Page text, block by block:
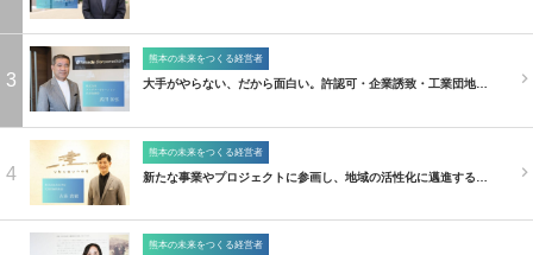
3
熊本の未来をつくる経営者
大手がやらない、だから面白い。許認可・企業誘致・工業団地…
4
熊本の未来をつくる経営者
新たな事業やプロジェクトに参画し、地域の活性化に邁進する…
熊本の未来をつくる経営者